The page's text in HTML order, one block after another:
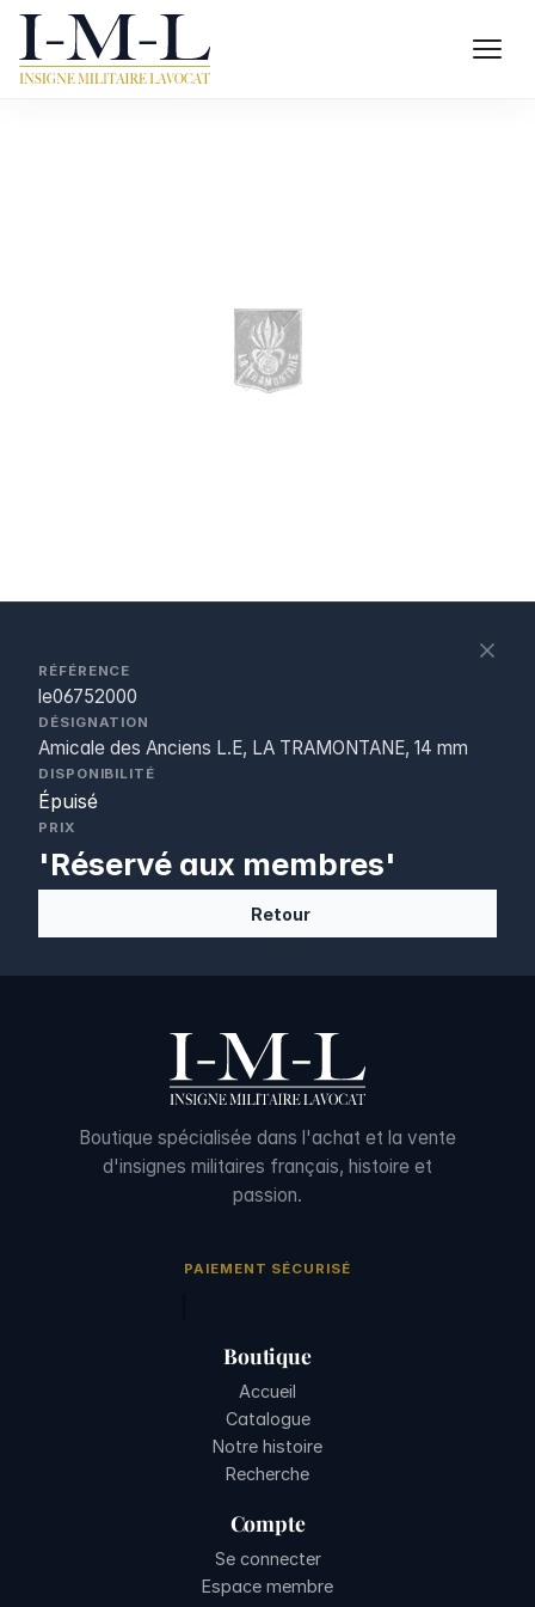
RÉFÉRENCE
le06752000
DÉSIGNATION
Amicale des Anciens L.E, LA TRAMONTANE, 14 mm
DISPONIBILITÉ
Épuisé
PRIX
'Réservé aux membres'
Retour
Boutique spécialisée dans l'achat et la vente
d'insignes militaires français, histoire et
passion.
PAIEMENT SÉCURISÉ
Boutique
Accueil
Catalogue
Notre histoire
Recherche
Compte
Se connecter
Espace membre